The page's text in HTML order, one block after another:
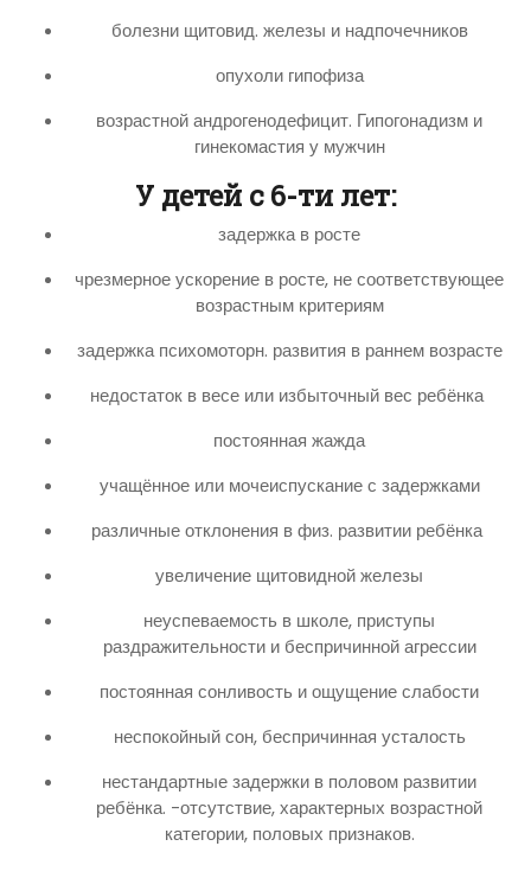
болезни щитовид. железы и надпочечников
опухоли гипофиза
возрастной андрогенодефицит. Гипогонадизм и
гинекомастия у мужчин
У детей с 6-ти лет:
задержка в росте
чрезмерное ускорение в росте, не соответствующее
возрастным критериям
задержка психомоторн. развития в раннем возрасте
недостаток в весе или избыточный вес ребёнка
постоянная жажда
учащённое или мочеиспускание с задержками
различные отклонения в физ. развитии ребёнка
увеличение щитовидной железы
неуспеваемость в школе, приступы
раздражительности и беспричинной агрессии
постоянная сонливость и ощущение слабости
неспокойный сон, беспричинная усталость
нестандартные задержки в половом развитии
ребёнка. -отсутствие, характерных возрастной
категории, половых признаков.